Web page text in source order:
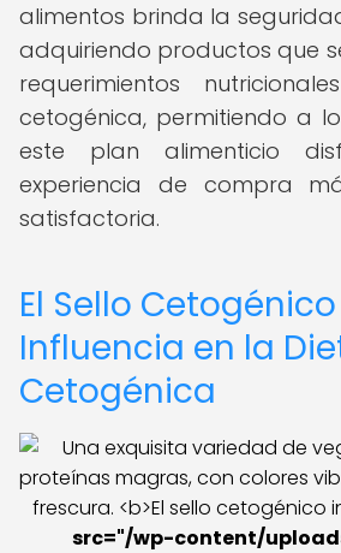
alimentos brinda la
adquiriendo productos que
requerimientos
cetogénica, permitiendo a
este plan alimenticio
experiencia de compra
satisfactoria.
El Sello
Influencia en la
Cetogénica
src="/wp-content/